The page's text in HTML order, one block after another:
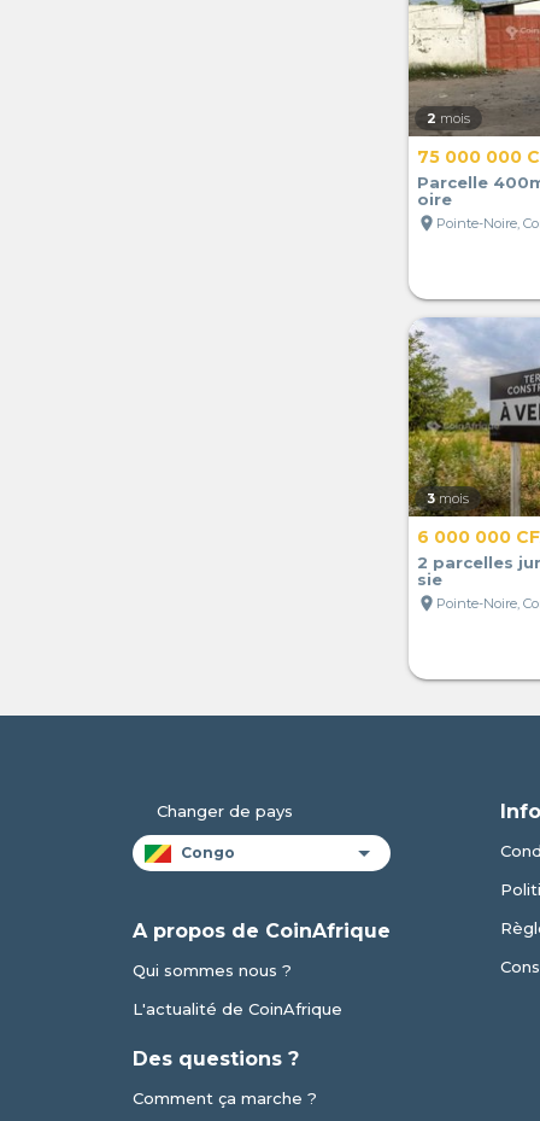
2 mois
75 000 000
Parcelle
oire
location_on Pointe-Noire,
3 mois
6 000 000
2 parcelles
sie
location_on Pointe-Noire,
Changer de pays
A propos de CoinAfrique
Qui sommes nous ?
L'actualité de CoinAfrique
Des questions ?
Comment ça marche ?